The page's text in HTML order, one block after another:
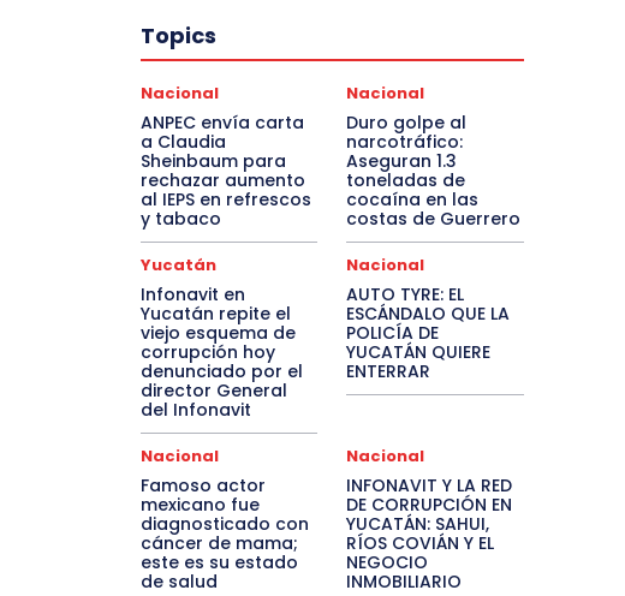
Topics
Nacional
ANPEC envía carta
a Claudia
Sheinbaum para
rechazar aumento
al IEPS en refrescos
y tabaco
Nacional
Duro golpe al
narcotráfico:
Aseguran 1.3
toneladas de
cocaína en las
costas de Guerrero
Yucatán
Infonavit en
Yucatán repite el
viejo esquema de
corrupción hoy
denunciado por el
director General
del Infonavit
Nacional
AUTO TYRE: EL
ESCÁNDALO QUE LA
POLICÍA DE
YUCATÁN QUIERE
ENTERRAR
Nacional
Famoso actor
mexicano fue
diagnosticado con
cáncer de mama;
este es su estado
de salud
Nacional
INFONAVIT Y LA RED
DE CORRUPCIÓN EN
YUCATÁN: SAHUI,
RÍOS COVIÁN Y EL
NEGOCIO
INMOBILIARIO